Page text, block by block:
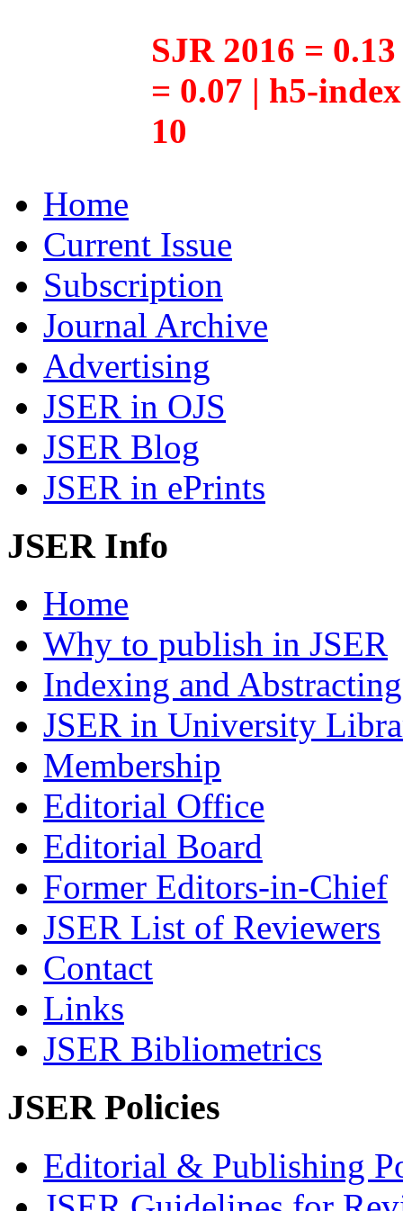
SJR 2016 =
= 0.07 | h5-
10
Home
Current Issue
Subscription
Journal Archive
Advertising
JSER in OJS
JSER Blog
JSER in ePrints
JSER Info
Home
Why to publish in JSER
Indexing and Abstracting
JSER in University
Membership
Editorial Office
Editorial Board
Former Editors-in-Chief
JSER List of Reviewers
Contact
Links
JSER Bibliometrics
JSER Policies
Editorial & Publishing